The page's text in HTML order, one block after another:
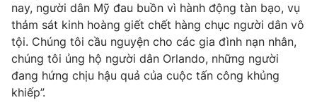
Phim VTV
Hậu trường
Nhân vật
Khán giả
Giải trí
Điện ảnh
Âm nhạc
Đời sống
Du lịch
Giáo dục
nay, người dân Mỹ đau buồn vì hành động tàn bạo, vụ
thảm sát kinh hoàng giết chết hàng chục người dân vô
tội. Chúng tôi cầu nguyện cho các gia đình nạn nhân,
chúng tôi ủng hộ người dân Orlando, những người
đang hứng chịu hậu quả của cuộc tấn công khủng
khiếp”.